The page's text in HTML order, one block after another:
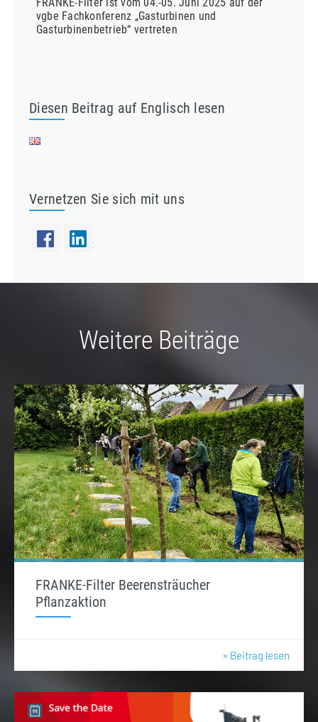
vgbe Fachkonferenz „Gasturbinen und
Gasturbinenbetrieb“ vertreten
Diesen Beitrag auf Englisch lesen
Vernetzen Sie sich mit uns
Weitere Beiträge
FRANKE-Filter Beerensträucher
Pflanzaktion
» Beitrag lesen